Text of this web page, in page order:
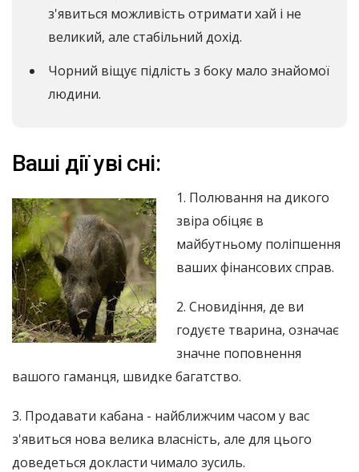
з'явиться можливість отримати хай і не
великий, але стабільний дохід.
Чорний віщує підлість з боку мало знайомої
людини.
Ваші дії уві сні:
1. Полювання на дикого
звіра обіцяє в
майбутньому поліпшення
ваших фінансових справ.
2. Сновидіння, де ви
годуєте тварина, означає
значне поповнення
вашого гаманця, швидке багатство.
3. Продавати кабана - найближчим часом у вас
з'явиться нова велика власність, але для цього
доведеться докласти чимало зусиль.